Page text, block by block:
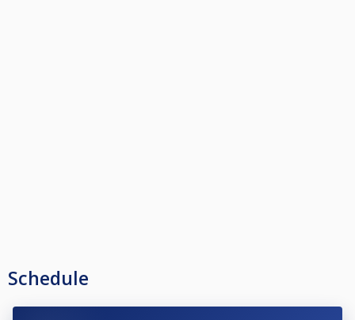
Schedule